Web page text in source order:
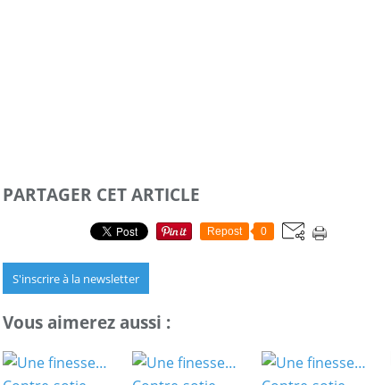
PARTAGER CET ARTICLE
Repost 0
S'inscrire à la newsletter
Vous aimerez aussi :